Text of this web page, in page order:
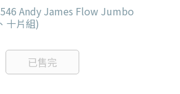
Andy James Flow Jumbo
十片組)
已售完